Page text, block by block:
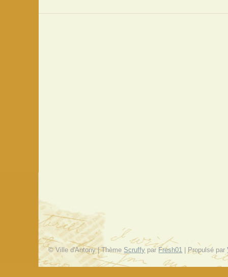
© Ville d'Antony | Thème Scruffy par Fresh01 | Propulsé par